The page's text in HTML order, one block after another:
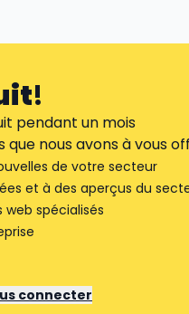
!
pendant un mois
nous avons à vous
de votre secteur
et à des aperçus du
spécialisés
connecter